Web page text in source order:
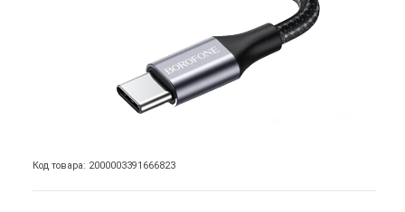
Код товара: 2000003391666823